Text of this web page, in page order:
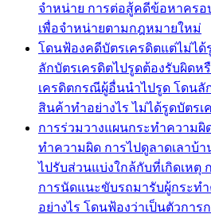
จำหน่าย การต่อสู้คดีข้อหาครอ
เพื่อจำหน่ายตามกฎหมายใหม่
โดนฟ้องคดีบัตรเครดิตแต่ไม่ไ
ลักบัตรเครดิตไปรูดต้องรับผิดห
เครดิตกรณีผู้อื่นนำไปรูด โดนลั
สินค้าทำอย่างไร ไม่ได้รูดบัตร
การร่วมวางแผนกระทำความผิ
ทำความผิด การไปดูลาดเลาบ้
ไปรับส่วนแบ่งใกล้กับที่เกิดเหตุ
การนัดแนะขับรถมารับผู้กระท
อย่างไร โดนฟ้องว่าเป็นตัวกา